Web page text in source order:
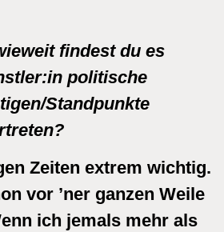
findest du es
politische
Standpunkte
Zeiten extrem wichtig.
vor ’ner ganzen Weile
ich jemals mehr als